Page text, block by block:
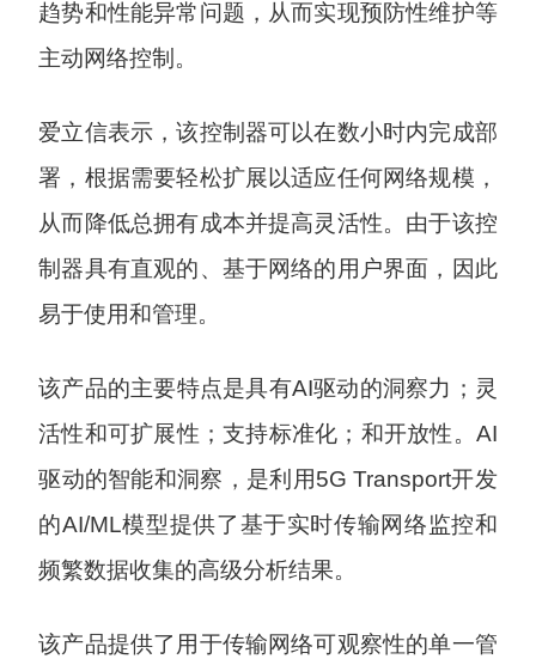
趋势和性能异常问题，从而实现预防性维护等
主动网络控制。
爱立信表示，该控制器可以在数小时内完成部
署，根据需要轻松扩展以适应任何网络规模，
从而降低总拥有成本并提高灵活性。由于该控
制器具有直观的、基于网络的用户界面，因此
易于使用和管理。
该产品的主要特点是具有AI驱动的洞察力；灵
活性和可扩展性；支持标准化；和开放性。AI
驱动的智能和洞察，是利用5G Transport开发
的AI/ML模型提供了基于实时传输网络监控和
频繁数据收集的高级分析结果。
该产品提供了用于传输网络可观察性的单一管